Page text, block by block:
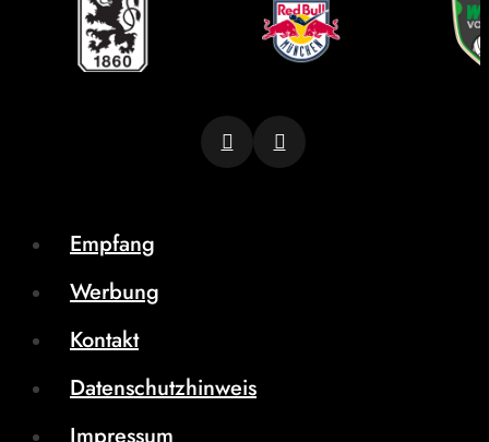
Empfang
Werbung
Kontakt
Datenschutzhinweis
Impressum